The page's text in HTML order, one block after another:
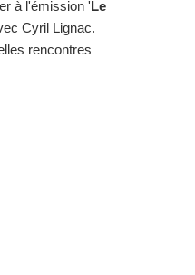
à l'émission 'Le
Cyril Lignac.
rencontres